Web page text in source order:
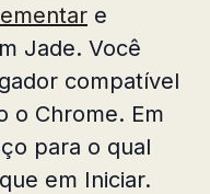
e
Jade. Você
compatível
o Chrome. Em
para o qual
em Iniciar.